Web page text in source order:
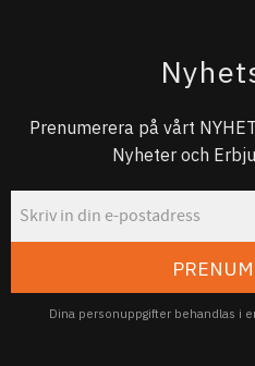
Prenumerera på vårt
Nyheter och
Dina personuppgifter behandlas i